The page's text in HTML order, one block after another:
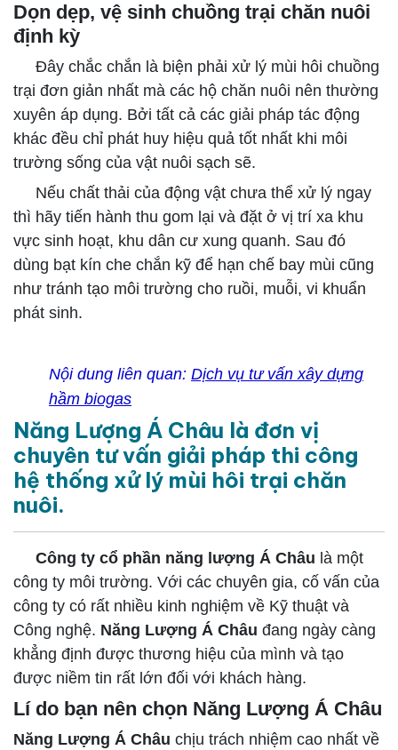
Dọn dẹp, vệ sinh chuồng trại chăn nuôi
định kỳ
Đây chắc chắn là biện phải xử lý mùi hôi chuồng
trại đơn giản nhất mà các hộ chăn nuôi nên thường
xuyên áp dụng. Bởi tất cả các giải pháp tác động
khác đều chỉ phát huy hiệu quả tốt nhất khi môi
trường sống của vật nuôi sạch sẽ.
Nếu chất thải của động vật chưa thể xử lý ngay
thì hãy tiến hành thu gom lại và đặt ở vị trí xa khu
vực sinh hoạt, khu dân cư xung quanh. Sau đó
dùng bạt kín che chắn kỹ để hạn chế bay mùi cũng
như tránh tạo môi trường cho ruồi, muỗi, vi khuẩn
phát sinh.
Nội dung liên quan: Dịch vụ tư vấn xây dựng
hầm biogas
Năng Lượng Á Châu là đơn vị
chuyên tư vấn giải pháp thi công
hệ thống xử lý mùi hôi trại chăn
nuôi.
Công ty cổ phần năng lượng Á Châu là một
công ty môi trường. Với các chuyên gia, cố vấn của
công ty có rất nhiều kinh nghiệm về Kỹ thuật và
Công nghệ. Năng Lượng Á Châu đang ngày càng
khẳng định được thương hiệu của mình và tạo
được niềm tin rất lớn đối với khách hàng.
Lí do bạn nên chọn Năng Lượng Á Châu
Năng Lượng Á Châu chịu trách nhiệm cao nhất về